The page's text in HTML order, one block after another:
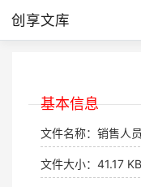
创享文库
基本信息
文件名称：销售人
文件大小：41.17 KB